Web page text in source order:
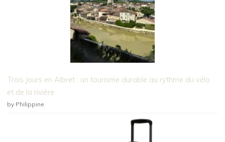
Trois jours en Albret : un tourisme durable au rythme du vélo
et de la rivière
by Philippine